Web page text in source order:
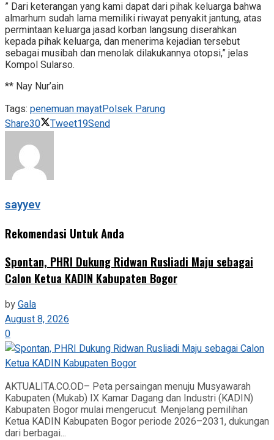
” Dari keterangan yang kami dapat dari pihak keluarga bahwa
almarhum sudah lama memiliki riwayat penyakit jantung, atas
permintaan keluarga jasad korban langsung diserahkan
kepada pihak keluarga, dan menerima kejadian tersebut
sebagai musibah dan menolak dilakukannya otopsi,” jelas
Kompol Sularso.
** Nay Nur’ain
Tags: penemuan mayatPolsek Parung
Share30 Tweet19Send
sayyev
Rekomendasi Untuk Anda
Spontan, PHRI Dukung Ridwan Rusliadi Maju sebagai
Calon Ketua KADIN Kabupaten Bogor
byGala
August 8, 2026
0
AKTUALITA.CO.OD– Peta persaingan menuju Musyawarah
Kabupaten (Mukab) IX Kamar Dagang dan Industri (KADIN)
Kabupaten Bogor mulai mengerucut. Menjelang pemilihan
Ketua KADIN Kabupaten Bogor periode 2026–2031, dukungan
dari berbagai...